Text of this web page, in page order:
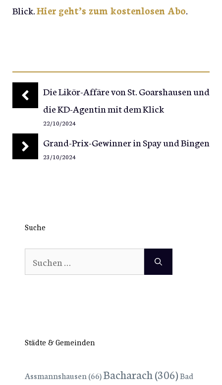
Blick.Hier geht’s zum kostenlosen Abo.
Die Likör-Affäre von St. Goarshausen und
die KD-Agentin mit dem Klick
22/10/2024
Grand-Prix-Gewinner in Spay und Bingen
23/10/2024
Suche
Suchen
nach:
Städte & Gemeinden
Assmannshausen (66)Bacharach(306)Bad